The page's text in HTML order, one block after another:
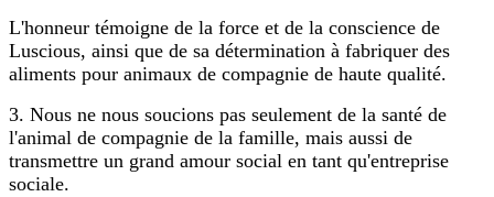
L'honneur témoigne de la force et de la conscience de
Luscious, ainsi que de sa détermination à fabriquer des
aliments pour animaux de compagnie de haute qualité.
3. Nous ne nous soucions pas seulement de la santé de
l'animal de compagnie de la famille, mais aussi de
transmettre un grand amour social en tant qu'entreprise
sociale.